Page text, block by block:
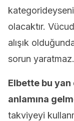
olacaktır.
alışık
sorun yaratmaz.
Elbette bu
anlamına
takviyeyi